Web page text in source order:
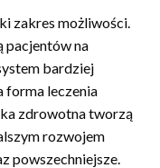
zakres możliwości.
pacjentów na
bardziej
forma leczenia
zdrowotna tworzą
rozwojem
powszechniejsze.